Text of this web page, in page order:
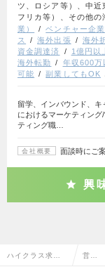
ツ、ロシア等）、中
フリカ等）、その他の
業）
ベンチャー企業
ス
海外出張 海外
資金調達済
1億円以
海外転勤
年収600万
可能
副業してもOK
留学、インバウンド、
におけるマーケティン
ティング職…
会社概要 面談時にご
興
ハイクラス求人T 営業